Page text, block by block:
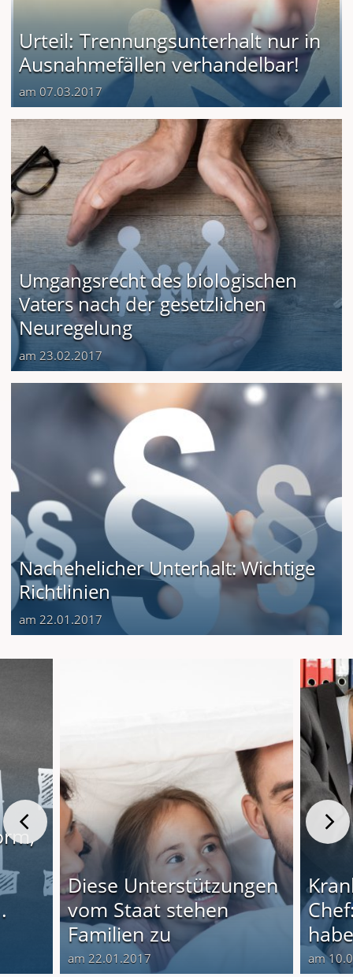
Urteil: Trennungsunterhalt nur in
Ausnahmefällen verhandelbar!
am 07.03.2017
Umgangsrecht des biologischen
Vaters nach der gesetzlichen
Neuregelung
am 23.02.2017
Nachehelicher Unterhalt: Wichtige
Richtlinien
am 22.01.2017
Diese Unterstützungen
vom Staat stehen
Familien zu
am 22.01.2017 am